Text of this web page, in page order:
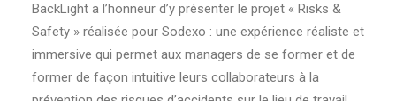
BackLight a l’honneur d’y présenter le projet « Risks &
Safety » réalisée pour Sodexo : une expérience réaliste et
immersive qui permet aux managers de se former et de
former de façon intuitive leurs collaborateurs à la